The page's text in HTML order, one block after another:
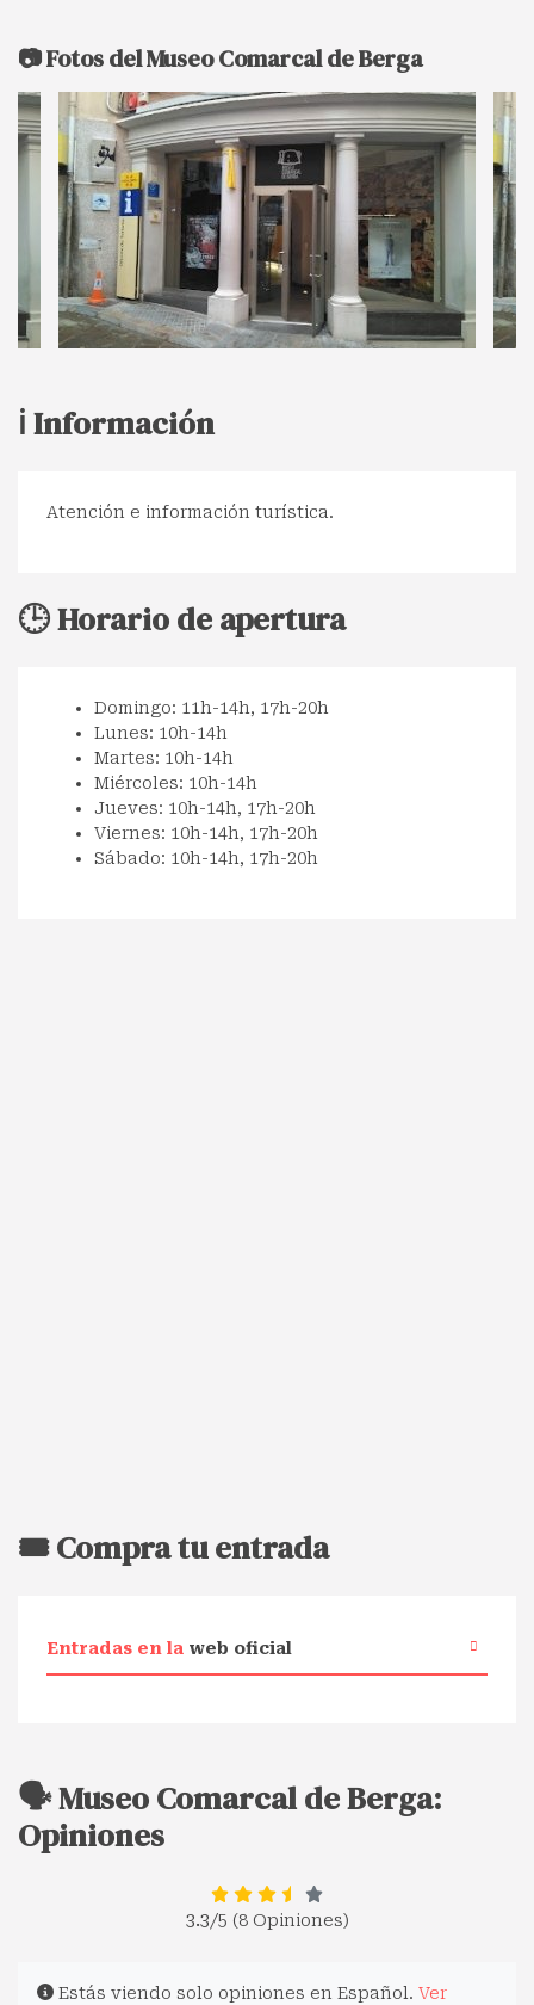
📷 Fotos del Museo Comarcal de Berga
ℹ️ Información
Atención e información turística.
🕒 Horario de apertura
Domingo: 11h-14h, 17h-20h
Lunes: 10h-14h
Martes: 10h-14h
Miércoles: 10h-14h
Jueves: 10h-14h, 17h-20h
Viernes: 10h-14h, 17h-20h
Sábado: 10h-14h, 17h-20h
🎟️ Compra tu entrada
Entradas en la web oficial
🗣️ Museo Comarcal de Berga:
Opiniones
3.3/5 (8 Opiniones)
Estás viendo solo opiniones en Español. Ver